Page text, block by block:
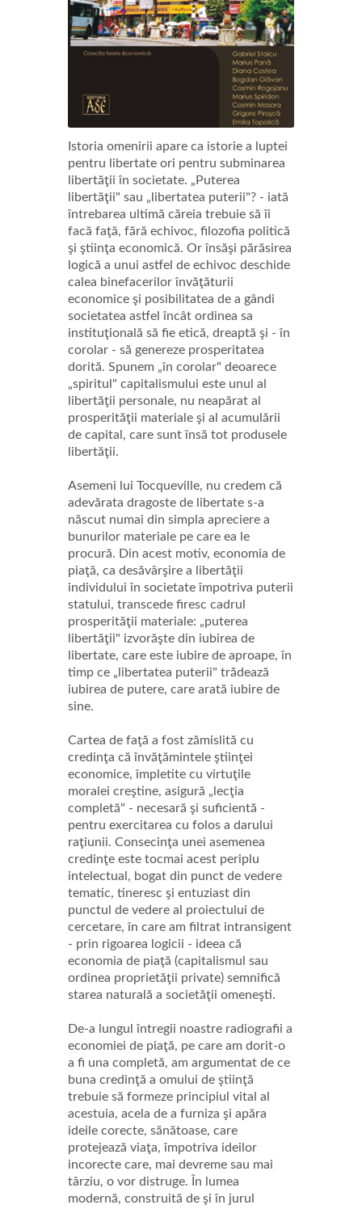
Istoria omenirii apare ca istorie a luptei
pentru libertate ori pentru subminarea
libertăţii în societate. „Puterea
libertăţii" sau „libertatea puterii"? - iată
întrebarea ultimă căreia trebuie să îi
facă faţă, fără echivoc, filozofia politică
şi ştiinţa economică. Or însăşi părăsirea
logică a unui astfel de echivoc deschide
calea binefacerilor învăţăturii
economice şi posibilitatea de a gândi
societatea astfel încât ordinea sa
instituţională să fie etică, dreaptă şi - în
corolar - să genereze prosperitatea
dorită. Spunem „în corolar" deoarece
„spiritul" capitalismului este unul al
libertăţii personale, nu neapărat al
prosperităţii materiale şi al acumulării
de capital, care sunt însă tot produsele
libertăţii.
Asemeni lui Tocqueville, nu credem că
adevărata dragoste de libertate s-a
născut numai din simpla apreciere a
bunurilor materiale pe care ea le
procură. Din acest motiv, economia de
piaţă, ca desăvârşire a libertăţii
individului în societate împotriva puterii
statului, transcede firesc cadrul
prosperităţii materiale: „puterea
libertăţii" izvorăşte din iubirea de
libertate, care este iubire de aproape, în
timp ce „libertatea puterii" trădează
iubirea de putere, care arată iubire de
sine.
Cartea de faţă a fost zămislită cu
credinţa că învăţămintele ştiinţei
economice, împletite cu virtuţile
moralei creştine, asigură „lecţia
completă" - necesară şi suficientă -
pentru exercitarea cu folos a darului
raţiunii. Consecinţa unei asemenea
credinţe este tocmai acest periplu
intelectual, bogat din punct de vedere
tematic, tineresc şi entuziast din
punctul de vedere al proiectului de
cercetare, în care am filtrat intransigent
- prin rigoarea logicii - ideea că
economia de piaţă (capitalismul sau
ordinea proprietăţii private) semnifică
starea naturală a societăţii omeneşti.
De-a lungul întregii noastre radiografii a
economiei de piaţă, pe care am dorit-o
a fi una completă, am argumentat de ce
buna credinţă a omului de ştiinţă
trebuie să formeze principiul vital al
acestuia, acela de a furniza şi apăra
ideile corecte, sănătoase, care
protejează viaţa, împotriva ideilor
incorecte care, mai devreme sau mai
târziu, o vor distruge. În lumea
modernă, construită de şi în jurul